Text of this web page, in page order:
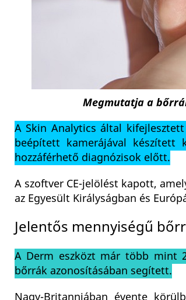
Megmutatja a
A Skin Analytics által
beépített kamerájával
hozzáférhető diagnózisok előtt.
A szoftver CE-jelölést kapott,
az Egyesült Királyságban és
Jelentős mennyiségű
A Derm eszközt már több mint
bőrrák azonosításában segített.
Nagy-Britanniában évente